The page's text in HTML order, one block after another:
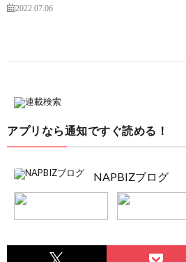
2022.07.06
アプリなら通知ですぐ読める！
NAPBIZブログ